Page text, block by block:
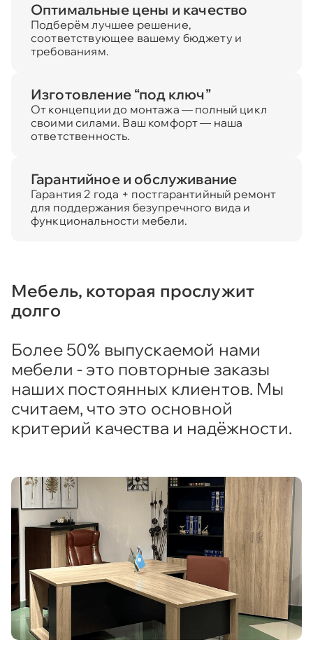
Оптимальные цены и качество
Подберём лучшее решение,
соответствующее вашему бюджету и
требованиям.
Изготовление “под ключ”
От концепции до монтажа — полный цикл
своими силами. Ваш комфорт — наша
ответственность.
Гарантийное и обслуживание
Гарантия 2 года + постгарантийный ремонт
для поддержания безупречного вида и
функциональности мебели.
Мебель, которая прослужит
долго
Более 50% выпускаемой нами
мебели - это повторные заказы
наших постоянных клиентов. Мы
считаем, что это основной
критерий качества и надёжности.